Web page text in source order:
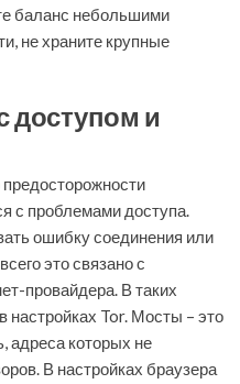
баланс небольшими
не храните крупные
доступом и
с проблемами доступа.
ошибку соединения или
это связано с
провайдера. В таких
настройках Tor. Мосты – это
адреса которых не
В настройках браузера